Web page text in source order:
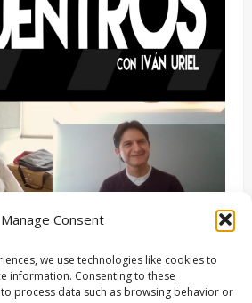
Manage Consent
we use technologies like cookies to
information. Consenting to these
process data such as browsing behavior or
URIEL T3E22: JUAN PATRICIO